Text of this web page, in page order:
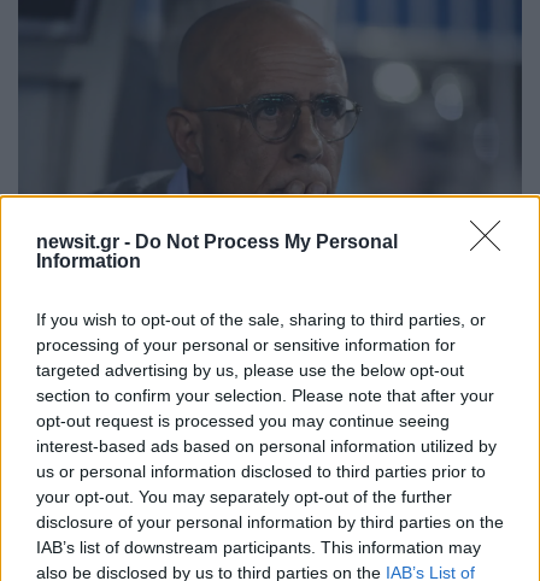
newsit.gr - Do Not Process My Personal
Information
If you wish to opt-out of the sale, sharing to third parties, or
processing of your personal or sensitive information for
targeted advertising by us, please use the below opt-out
section to confirm your selection. Please note that after your
opt-out request is processed you may continue seeing
interest-based ads based on personal information utilized by
us or personal information disclosed to third parties prior to
your opt-out. You may separately opt-out of the further
disclosure of your personal information by third parties on the
IAB’s list of downstream participants. This information may
also be disclosed by us to third parties on the IAB’s List of
18:21 10.11.25
Τέλος ο Βόκολος από τον Ατρόμητο